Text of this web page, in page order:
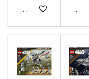
In den WarenkorbIn